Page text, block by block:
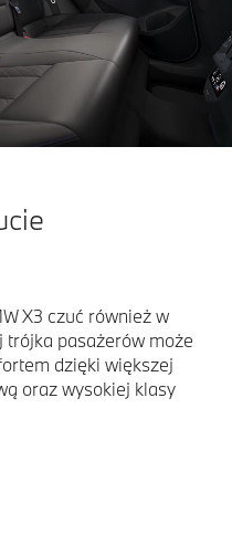
X3 czuć również w
trójka pasażerów może
dzięki większej
oraz wysokiej klasy